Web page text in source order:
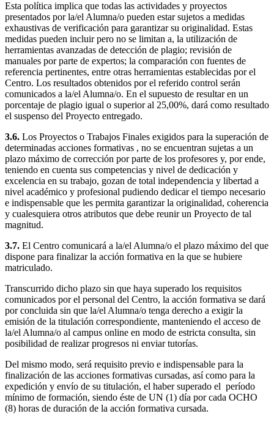
Esta política implica que todas las actividades y proyectos
presentados por la/el Alumna/o pueden estar sujetos a medidas
exhaustivas de verificación para garantizar su originalidad. Estas
medidas pueden incluir pero no se limitan a, la utilización de
herramientas avanzadas de detección de plagio; revisión de
manuales por parte de expertos; la comparación con fuentes de
referencia pertinentes, entre otras herramientas establecidas por el
Centro. Los resultados obtenidos por el referido control serán
comunicados a la/el Alumna/o. En el supuesto de resultar en un
porcentaje de plagio igual o superior al 25,00%, dará como resultado
el suspenso del Proyecto entregado.
3.6. Los Proyectos o Trabajos Finales exigidos para la superación de
determinadas acciones formativas , no se encuentran sujetas a un
plazo máximo de corrección por parte de los profesores y, por ende,
teniendo en cuenta sus competencias y nivel de dedicación y
excelencia en su trabajo, gozan de total independencia y libertad a
nivel académico y profesional pudiendo dedicar el tiempo necesario
e indispensable que les permita garantizar la originalidad, coherencia
y cualesquiera otros atributos que debe reunir un Proyecto de tal
magnitud.
3.7. El Centro comunicará a la/el Alumna/o el plazo máximo del que
dispone para finalizar la acción formativa en la que se hubiere
matriculado.
Transcurrido dicho plazo sin que haya superado los requisitos
comunicados por el personal del Centro, la acción formativa se dará
por concluida sin que la/el Alumna/o tenga derecho a exigir la
emisión de la titulación correspondiente, manteniendo el acceso de
la/el Alumna/o al campus online en modo de estricta consulta, sin
posibilidad de realizar progresos ni enviar tutorías.
Del mismo modo, será requisito previo e indispensable para la
finalización de las acciones formativas cursadas, así como para la
expedición y envío de su titulación, el haber superado el período
mínimo de formación, siendo éste de UN (1) día por cada OCHO
(8) horas de duración de la acción formativa cursada.